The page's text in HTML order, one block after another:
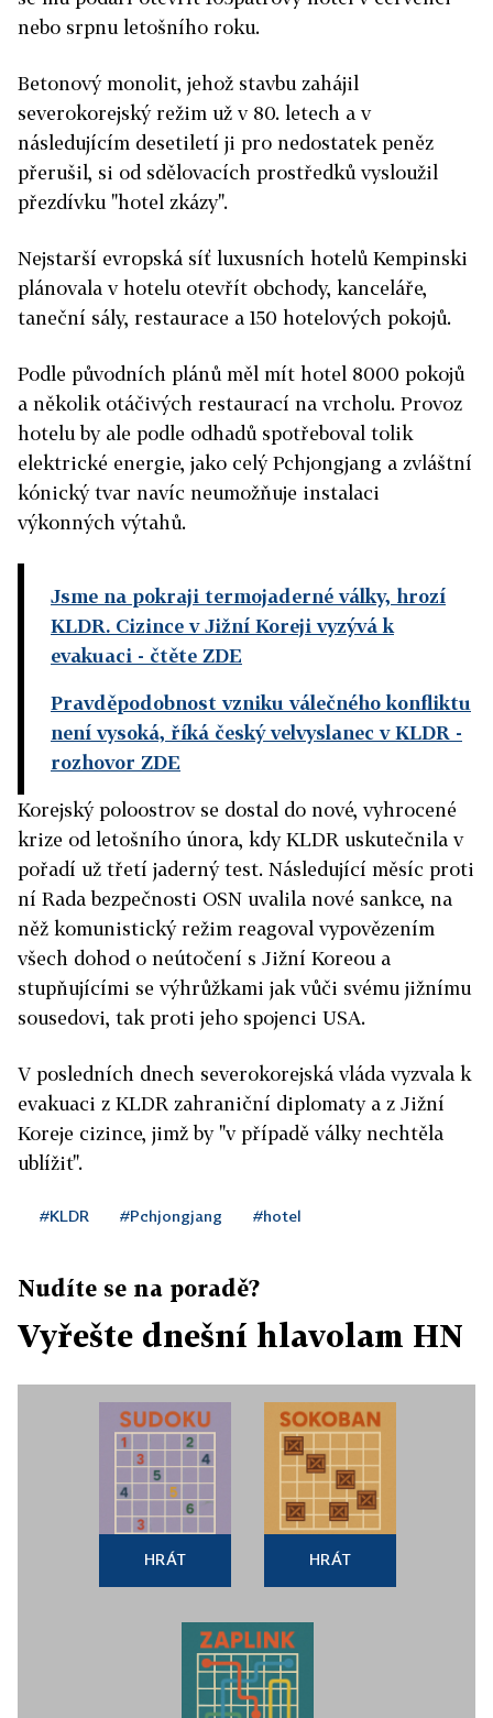
nebo srpnu letošního roku.
Betonový monolit, jehož stavbu zahájil
severokorejský režim už v 80. letech a v
následujícím desetiletí ji pro nedostatek peněz
přerušil, si od sdělovacích prostředků vysloužil
přezdívku "hotel zkázy".
Nejstarší evropská síť luxusních hotelů Kempinski
plánovala v hotelu otevřít obchody, kanceláře,
taneční sály, restaurace a 150 hotelových pokojů.
Podle původních plánů měl mít hotel 8000 pokojů
a několik otáčivých restaurací na vrcholu. Provoz
hotelu by ale podle odhadů spotřeboval tolik
elektrické energie, jako celý Pchjongjang a zvláštní
kónický tvar navíc neumožňuje instalaci
výkonných výtahů.
Jsme na pokraji termojaderné války, hrozí
KLDR. Cizince v Jižní Koreji vyzývá k
evakuaci - čtěte ZDE
Pravděpodobnost vzniku válečného konfliktu
není vysoká, říká český velvyslanec v KLDR -
rozhovor ZDE
Korejský poloostrov se dostal do nové, vyhrocené
krize od letošního února, kdy KLDR uskutečnila v
pořadí už třetí jaderný test. Následující měsíc proti
ní Rada bezpečnosti OSN uvalila nové sankce, na
něž komunistický režim reagoval vypovězením
všech dohod o neútočení s Jižní Koreou a
stupňujícími se výhrůžkami jak vůči svému jižnímu
sousedovi, tak proti jeho spojenci USA.
V posledních dnech severokorejská vláda vyzvala k
evakuaci z KLDR zahraniční diplomaty a z Jižní
Koreje cizince, jimž by "v případě války nechtěla
ublížit".
#KLDR #Pchjongjang #hotel
Nudíte se na poradě?
Vyřešte dnešní hlavolam HN
HRÁT HRÁT